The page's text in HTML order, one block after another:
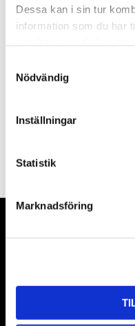
Dessa kan i sin tur
information som du har
s
Nödvändig
Inställningar
Statistik
Marknadsföring
Leveranstid
Omdömen